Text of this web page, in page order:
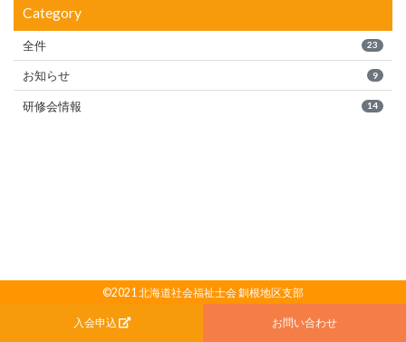
Category
全件 23
お知らせ 9
研修会情報 14
©2021 北海道社会福祉士会 釧根地区支部
入会申込 お問い合わせ